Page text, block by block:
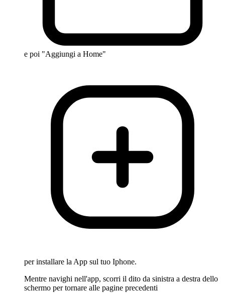
e poi "Aggiungi a Home"
per installare la App sul tuo Iphone.
Mentre navighi nell'app, scorri il dito da sinistra a destra dello
schermo per tornare alle pagine precedenti